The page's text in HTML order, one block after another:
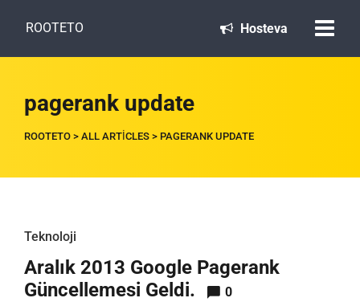
ROOTETO Hosteva
pagerank update
ROOTETO > ALL ARTICLES > PAGERANK UPDATE
Teknoloji
Aralık 2013 Google Pagerank
Güncellemesi Geldi.
0